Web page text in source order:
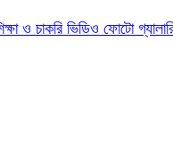
ও চাকরি ভিডিও ফোটো